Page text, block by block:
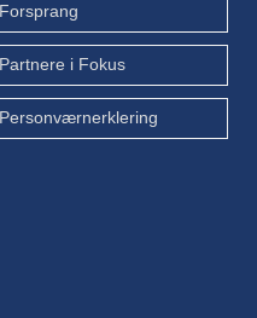
Forsprang
Partnere i Fokus
Personværnerklering